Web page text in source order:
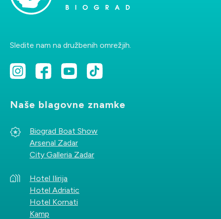
Sledite nam na družbenih omrežjih.
Naše blagovne znamke
Biograd Boat Show
Arsenal Zadar
City Galleria Zadar
Hotel Ilirija
Hotel Adriatic
Hotel Kornati
Kamp